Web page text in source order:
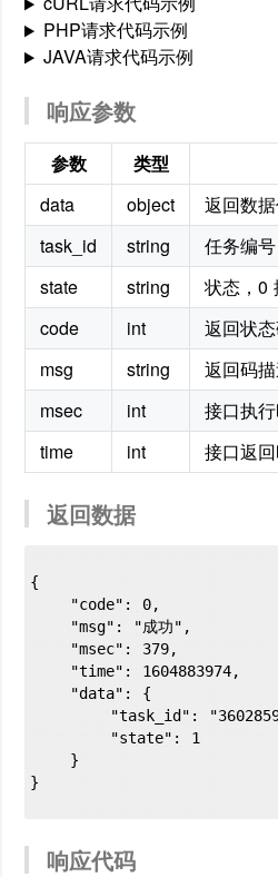
PHP请求代码示例
JAVA请求代码示例
响应参数
参数
类型
data
object
返回数
task_id
string
任务编号
state
string
状态，0
code
int
返回状
msg
string
返回码
msec
int
接口执
time
int 接口返
返回数据
{
}
响应代码